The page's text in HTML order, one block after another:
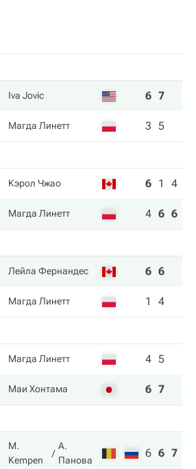
Iva Jovic 6 7
Магда Линетт 3 5
Кэрол Чжао 6 1 4
Магда Линетт 4 6 6
Лейла Фернандес 6 6
Магда Линетт 1 4
Магда Линетт 4 5
Маи Хонтама 6 7
M.
Kempen
А.
Панова
6 6 7